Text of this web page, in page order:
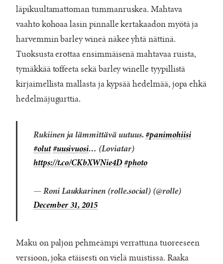
läpikuultamattoman tummanruskea. Mahtava
vaahto kohoaa lasin pinnalle kertakaadon myötä ja
harvemmin barley wineä näkee yhtä nättinä.
Tuoksusta erottaa ensimmäisenä mahtavaa ruista,
tymäkkää toffeeta sekä barley winelle tyypillistä
kirjaimellista mallasta ja kypsää hedelmää, jopa ehkä
hedelmäjugurttia.
Rukiinen ja lämmittävä uutuus.#panimohiisi
#olut #uusivuosi… (Loviatar)
https://t.co/CKbXWNie4D #photo
— Roni Laukkarinen (rolle.social) (@rolle)
December 31, 2015
Maku on paljon pehmeämpi verrattuna tuoreeseen
versioon, joka etäisesti on vielä muistissa. Raaka